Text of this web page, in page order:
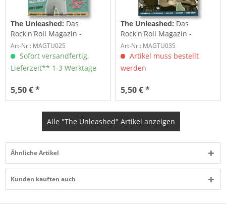
The Unleashed: Das
Rock'n'Roll Magazin -
Ausgabe 25
Art-Nr.: MAGTU025
Sofort versandfertig,
Lieferzeit** 1-3 Werktage
5,50 € *
The Unleashed: Das
Rock'n'Roll Magazin -
Ausgabe 35
Art-Nr.: MAGTU035
Artikel muss bestellt
werden
5,50 € *
Alle "The Unleashed" Artikel anzeigen
Ähnliche Artikel
Kunden kauften auch